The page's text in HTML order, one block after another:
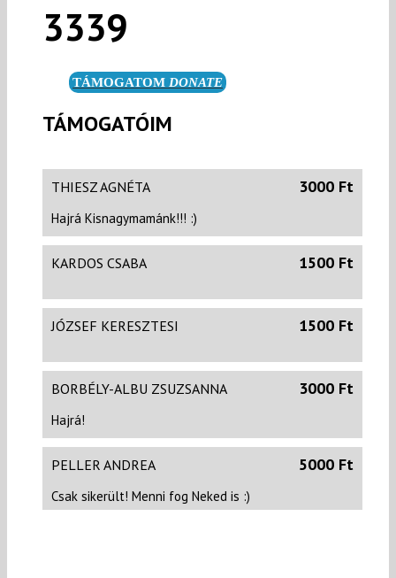
3339
TÁMOGATOM DONATE
TÁMOGATÓIM
THIESZ AGNÉTA 3000 Ft
Hajrá Kisnagymamánk!!! :)
KARDOS CSABA 1500 Ft
JÓZSEF KERESZTESI 1500 Ft
BORBÉLY-ALBU ZSUZSANNA 3000 Ft
Hajrá!
PELLER ANDREA 5000 Ft
Csak sikerült! Menni fog Neked is :)